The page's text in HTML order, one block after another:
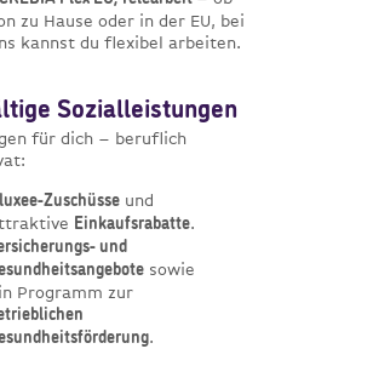
zu Hause oder in der EU, bei
kannst du flexibel arbeiten.
Sozialleistungen
für dich – beruflich
Zuschüsseund
Einkaufsrabatte.
und
sowie
Programm zur
.